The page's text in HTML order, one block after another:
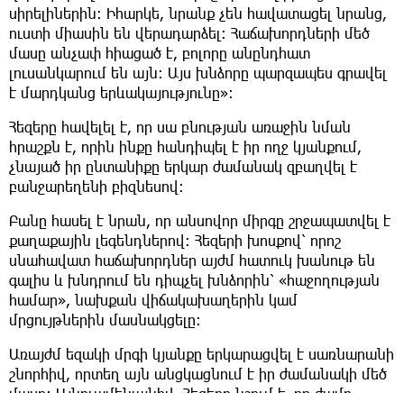
սիրելիներին։ Իհարկե, նրանք չեն հավատացել նրանց,
ուստի միասին են վերադարձել։ Հաճախորդների մեծ
մասը անչափ հիացած է, բոլորը անընդհատ
լուսանկարում են այն։ Այս խնձորը պարզապես գրավել
է մարդկանց երևակայությունը»։
Հեզերը հավելել է, որ սա բնության առաջին նման
հրաշքն է, որին ինքը հանդիպել է իր ողջ կյանքում,
չնայած իր ընտանիքը երկար ժամանակ զբաղվել է
բանջարեղենի բիզնեսով։
Բանը հասել է նրան, որ անսովոր միրգը շրջապատվել է
քաղաքային լեգենդներով։ Հեզերի խոսքով՝ որոշ
սնահավատ հաճախորդներ այժմ հատուկ խանութ են
գալիս և խնդրում են դիպչել խնձորին՝ «հաջողության
համար», նախքան վիճակախաղերին կամ
մրցույթներին մասնակցելը։
Առայժմ եզակի մրգի կյանքը երկարացվել է սառնարանի
շնորհիվ, որտեղ այն անցկացնում է իր ժամանակի մեծ